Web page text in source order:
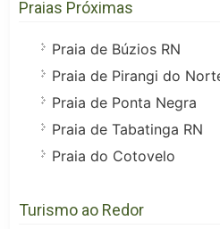
Praias Próximas
Praia de Búzios RN
Praia de Pirangi do
Praia de Ponta Negra
Praia de Tabatinga RN
Praia do Cotovelo
Turismo ao Redor